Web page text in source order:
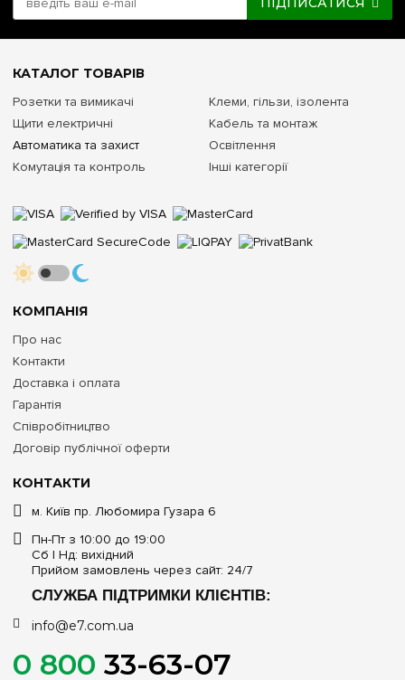
КОНТАКТИ
м. Київ пр. Любомира Гузара 6
Пн-Пт з 10:00 до 19:00
Сб | Нд: вихідний
Прийом замовлень через сайт: 24/7
СЛУЖБА ПІДТРИМКИ КЛІЄНТІВ:
info@e7.com.ua
0 800 33-63-07
КОМПАНІЯ
Про нас
Контакти
Доставка і оплата
Гарантія
Співробітництво
Договір публічної оферти
КАТАЛОГ ТОВАРІВ
Розетки та вимикачі
Щити електричні
Автоматика та захист
Комутація та контроль
Клеми, гільзи, ізолента
Кабель та монтаж
Освітлення
Інші категорії